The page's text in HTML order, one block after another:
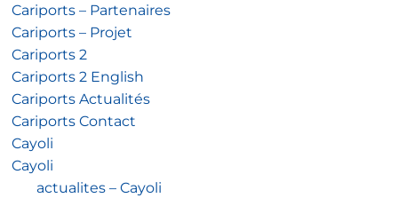
Cariports – Partenaires
Cariports – Projet
Cariports 2
Cariports 2 English
Cariports Actualités
Cariports Contact
Cayoli
Cayoli
actualites – Cayoli